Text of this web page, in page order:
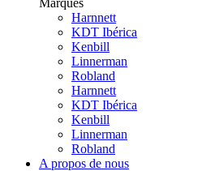
Harnnett
KDT Ibérica
Kenbill
Linnerman
Robland
Harnnett
KDT Ibérica
Kenbill
Linnerman
Robland
A propos de nous